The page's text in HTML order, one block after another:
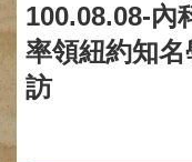
院
區
簡
100.08.08-內
率領紐約知
訪